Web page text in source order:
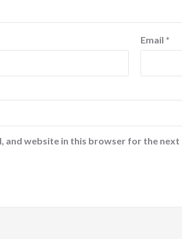
Email *
and website in this browser for the